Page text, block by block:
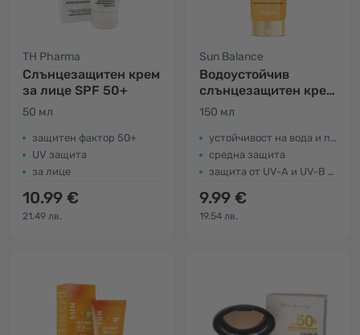
TH Pharma
Слънцезащитен крем
за лице SPF 50+
50 мл
защитен фактор 50+
UV защита
за лице
10.99 €
21.49 лв.
Sun Balance
Водоустойчив
слънцезащитен крем
SPF30
150 мл
устойчивост на вода и пясък
средна защита
защита от UV-A и UV-B лъчи
9.99 €
19.54 лв.